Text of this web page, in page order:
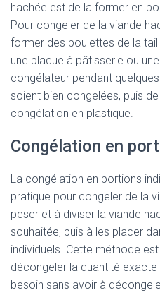
hachée est de la former en
Pour congeler de la viande
former des boulettes de la
une plaque à pâtisserie ou
congélateur pendant quelques
soient bien congelées, puis
congélation en plastique.
Congélation en
La congélation en portions
pratique pour congeler de la
peser et à diviser la viande
souhaitée, puis à les placer
individuels. Cette méthode
décongeler la quantité
besoin sans avoir à